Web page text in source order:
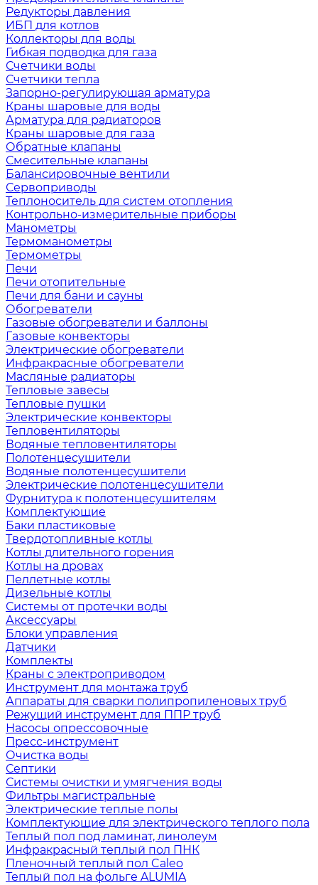
Редукторы давления
ИБП для котлов
Коллекторы для воды
Гибкая подводка для газа
Счетчики воды
Счетчики тепла
Запорно-регулирующая арматура
Краны шаровые для воды
Арматура для радиаторов
Краны шаровые для газа
Обратные клапаны
Смесительные клапаны
Балансировочные вентили
Сервоприводы
Теплоноситель для систем отопления
Контрольно-измерительные приборы
Манометры
Термоманометры
Термометры
Печи
Печи отопительные
Печи для бани и сауны
Обогреватели
Газовые обогреватели и баллоны
Газовые конвекторы
Электрические обогреватели
Инфракрасные обогреватели
Масляные радиаторы
Тепловые завесы
Тепловые пушки
Электрические конвекторы
Тепловентиляторы
Водяные тепловентиляторы
Полотенцесушители
Водяные полотенцесушители
Электрические полотенцесушители
Фурнитура к полотенцесушителям
Комплектующие
Баки пластиковые
Твердотопливные котлы
Котлы длительного горения
Котлы на дровах
Пеллетные котлы
Дизельные котлы
Системы от протечки воды
Аксессуары
Блоки управления
Датчики
Комплекты
Краны с электроприводом
Инструмент для монтажа труб
Аппараты для сварки полипропиленовых труб
Режущий инструмент для ППР труб
Насосы опрессовочные
Пресс-инструмент
Очистка воды
Септики
Системы очистки и умягчения воды
Фильтры магистральные
Электрические теплые полы
Комплектующие для электрического теплого пола
Теплый пол под ламинат, линолеум
Инфракрасный теплый пол ПНК
Пленочный теплый пол Caleo
Теплый пол на фольге ALUMIA